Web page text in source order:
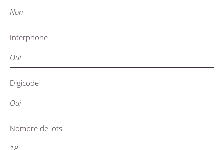
Non
Interphone
Oui
Digicode
Oui
Nombre de lots